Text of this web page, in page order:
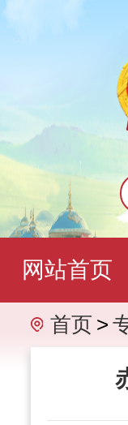
网站首页
互动交流
首页 >